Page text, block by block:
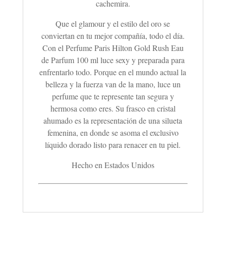
cachemira.
Que el glamour y el estilo del oro se
conviertan en tu mejor compañía, todo el día.
Con el Perfume Paris Hilton Gold Rush Eau
de Parfum 100 ml luce sexy y preparada para
enfrentarlo todo. Porque en el mundo actual la
belleza y la fuerza van de la mano, luce un
perfume que te represente tan segura y
hermosa como eres. Su frasco en cristal
ahumado es la representación de una silueta
femenina, en donde se asoma el exclusivo
líquido dorado listo para renacer en tu piel.
Hecho en Estados Unidos